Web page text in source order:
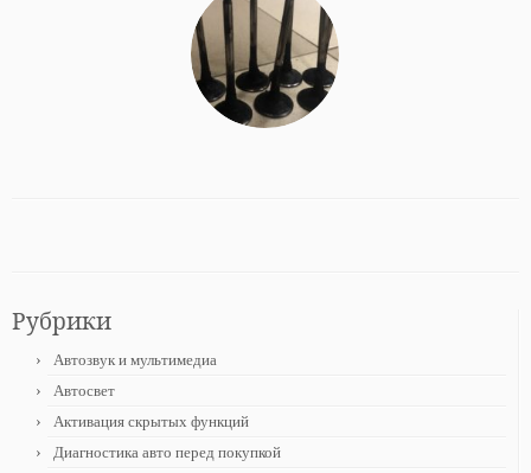
Рубрики
Автозвук и мультимедиа
Автосвет
Активация скрытых функций
Диагностика авто перед покупкой